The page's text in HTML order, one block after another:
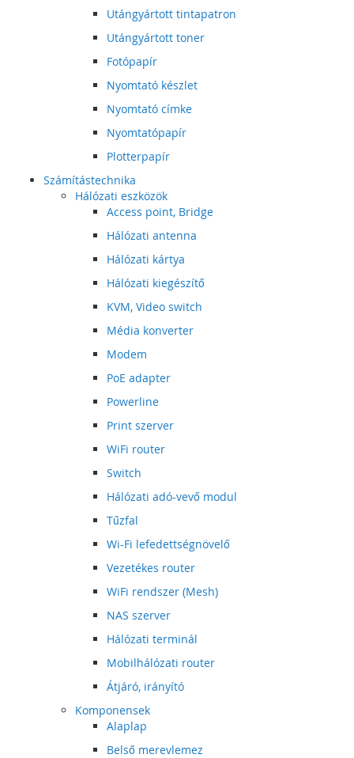
Utángyártott tintapatron
Utángyártott toner
Fotópapír
Nyomtató készlet
Nyomtató címke
Nyomtatópapír
Plotterpapír
Számítástechnika
Hálózati eszközök
Access point, Bridge
Hálózati antenna
Hálózati kártya
Hálózati kiegészítő
KVM, Video switch
Média konverter
Modem
PoE adapter
Powerline
Print szerver
WiFi router
Switch
Hálózati adó-vevő modul
Tűzfal
Wi-Fi lefedettségnövelő
Vezetékes router
WiFi rendszer (Mesh)
NAS szerver
Hálózati terminál
Mobilhálózati router
Átjáró, irányító
Komponensek
Alaplap
Belső merevlemez